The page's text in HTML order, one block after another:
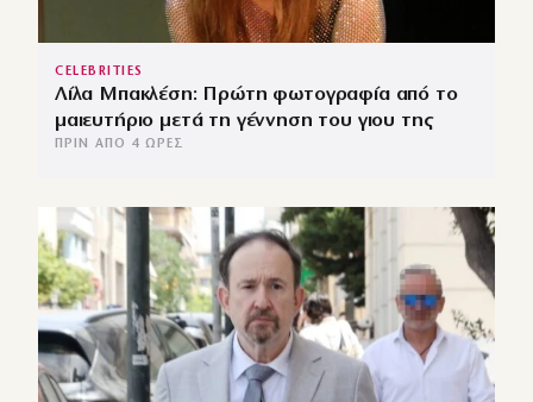
CELEBRITIES
Λίλα Μπακλέση: Πρώτη φωτογραφία από το
μαιευτήριο μετά τη γέννηση του γιου της
ΠΡΙΝ ΑΠΌ 4 ΏΡΕΣ